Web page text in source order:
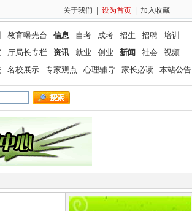
关于我们 设为首页 加入收藏
教育曝光台 信息 自考 成考 招生 招聘
培训
厅局长专栏 资讯 就业 创业 新闻 社会
视频
名校展示 专家观点 心理辅导 家长必读 本站公告